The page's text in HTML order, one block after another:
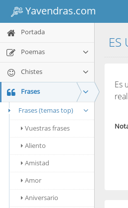
Yavendras.com
Portada
Poemas
Chistes
Frases
Frases (temas top)
Vuestras frases
Aliento
Amistad
Amor
Aniversario
ES
Es